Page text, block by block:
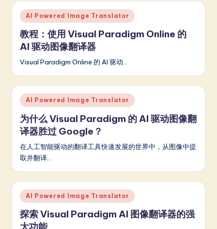
p
li
fi
e
d
C
hi
n
e
s
e
-
L
a
Posted
in
AI Powered Image Translator
教程：使用 Visual Paradigm Online 的
AI 驱动图像翻译器
Visual Paradigm Online 的 AI 驱动…
Posted
in
AI Powered Image Translator
为什么 Visual Paradigm 的 AI 驱动图像翻
译器胜过 Google？
在人工智能驱动的翻译工具快速发展的世界中，从图像中提
取并翻译…
Posted
in
AI Powered Image Translator
探索 Visual Paradigm AI 图像翻译器的强
大功能